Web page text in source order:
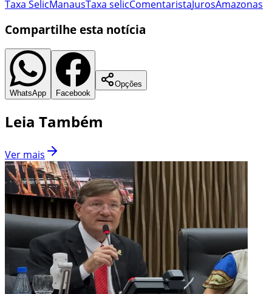
Taxa SelicManausTaxa selicComentaristaJurosAmazonas
Compartilhe esta notícia
WhatsApp Facebook
Opções
Leia Também
Ver mais